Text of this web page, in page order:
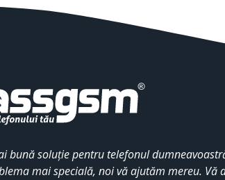
soluție pentru telefonul
mai specială, noi vă ajutăm mereu. Vă